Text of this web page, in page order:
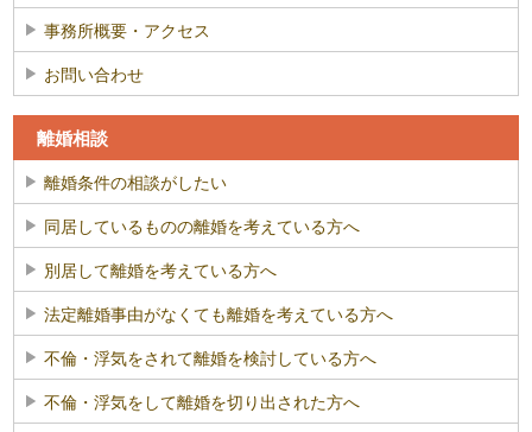
事務所概要・アクセス
お問い合わせ
離婚相談
離婚条件の相談がしたい
同居しているものの離婚を考えている方へ
別居して離婚を考えている方へ
法定離婚事由がなくても離婚を考えている方へ
不倫・浮気をされて離婚を検討している方へ
不倫・浮気をして離婚を切り出された方へ